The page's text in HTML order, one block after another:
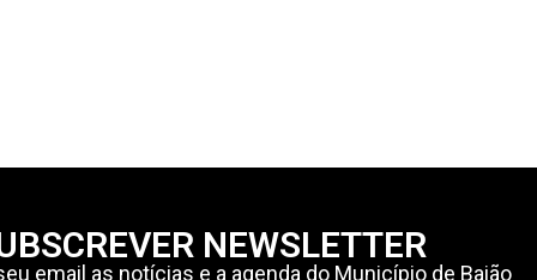
NEWSLETTER
email as notícias e a agenda do Município de Baião